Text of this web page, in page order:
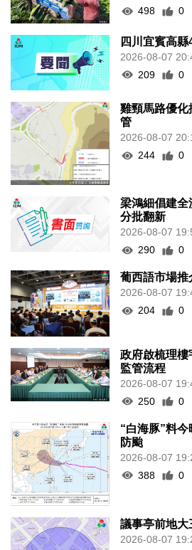
498
0
四川宜賓高
2026-08-07
209
0
雞頸馬路優化
管
2026-08-07
244
0
梁鴻細倡建全
分批翻新
2026-08-07
290
0
葡西語市場
2026-08-07
204
0
政府啟梳理樓
監管流程
2026-08-07
250
0
“白海豚”料
防颱
2026-08-07
388
0
議事亭前地
2026-08-07